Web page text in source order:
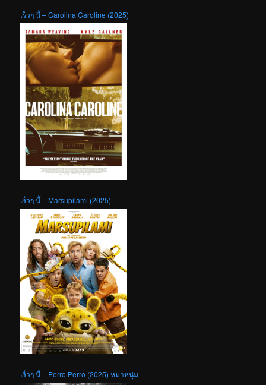
เร็วๆ นี้ – Carolina Caroline (2025)
เร็วๆ นี้ – Marsupilami (2025)
เร็วๆ นี้ – Perro Perro (2025) หมาหนุ่ม